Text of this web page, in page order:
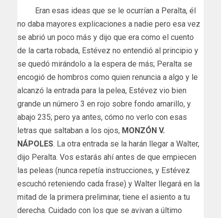
Eran esas ideas que se le ocurrían a Peralta, él
no daba mayores explicaciones a nadie pero esa vez
se abrió un poco más y dijo que era como el cuento
de la carta robada, Estévez no entendió al principio y
se quedó mirándolo a la espera de más; Peralta se
encogió de hombros como quien renuncia a algo y le
alcanzó la entrada para la pelea, Estévez vio bien
grande un número 3 en rojo sobre fondo amarillo, y
abajo 235; pero ya antes, cómo no verlo con esas
letras que saltaban a los ojos, MONZÓN V.
NÁPOLES. La otra entrada se la harán llegar a Walter,
dijo Peralta. Vos estarás ahí antes de que empiecen
las peleas (nunca repetía instrucciones, y Estévez
escuchó reteniendo cada frase) y Walter llegará en la
mitad de la primera preliminar, tiene el asiento a tu
derecha. Cuidado con los que se avivan a último